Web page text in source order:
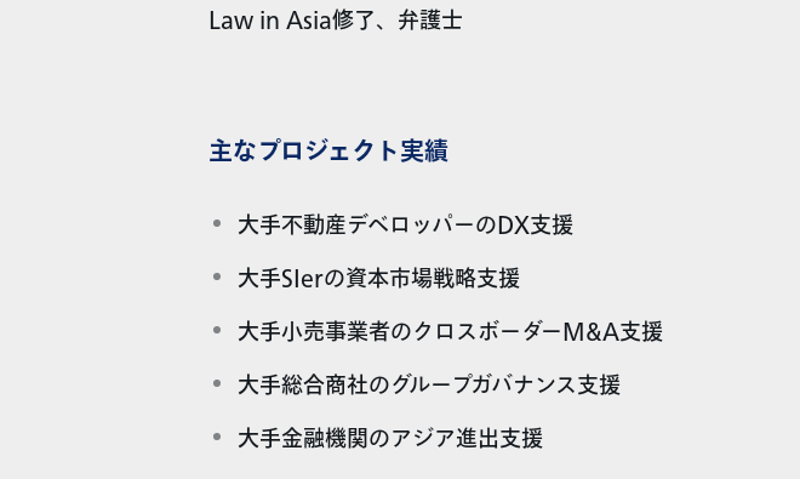
Law in Asia修了、弁護士
主なプロジェクト実績
大手不動産デベロッパーのDX支援
大手SIerの資本市場戦略支援
大手小売事業者のクロスボーダーM&A支援
大手総合商社のグループガバナンス支援
大手金融機関のアジア進出支援